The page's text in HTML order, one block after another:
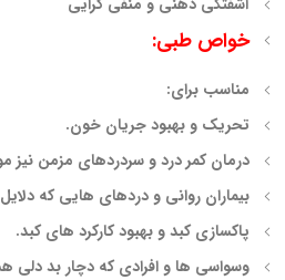
خواص طبی:
مناسب برای:
تحریک و بهبود جریان خون.
درمان کمر درد و سردردهای مزمن نیز
بیماران روانی و دردهای هایی که
پاکسازی کبد و بهبود کارکرد های کبد.
وسواسی ها و افرادی که دچار بد دلی